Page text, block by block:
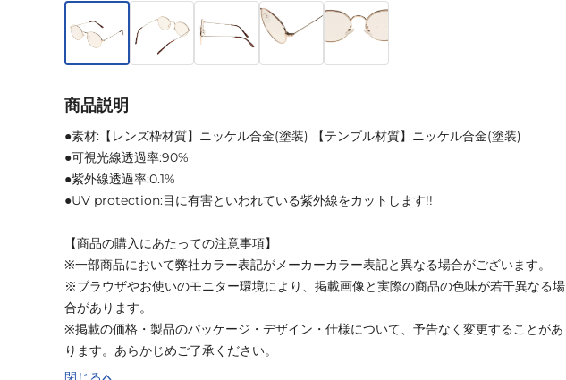
商品説明
●素材:【レンズ枠材質】ニッケル合金(塗装) 【テンプル材質】ニッケル合金(塗装)
●可視光線透過率:90%
●紫外線透過率:0.1%
●UV protection:目に有害といわれている紫外線をカットします!!
【商品の購入にあたっての注意事項】
※一部商品において弊社カラー表記がメーカーカラー表記と異なる場合がございます。
※ブラウザやお使いのモニター環境により、掲載画像と実際の商品の色味が若干異なる場
合があります。
※掲載の価格・製品のパッケージ・デザイン・仕様について、予告なく変更することがあ
ります。あらかじめご了承ください。